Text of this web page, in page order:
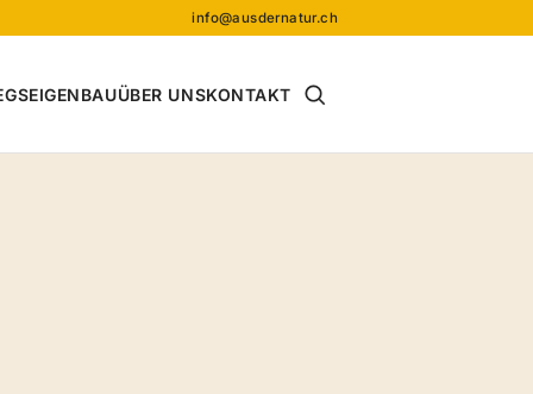
info@ausdernatur.ch
EIGENBAUÜBER UNSKONTAKT Suche öffnen